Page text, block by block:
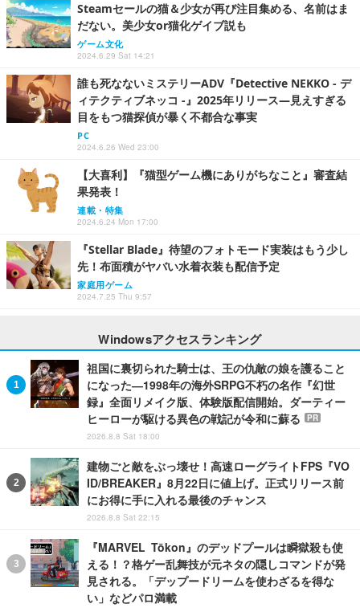
Steamセールの猫＆少女が再び注目集める、名前はま
だない。美少女or猫化ゲイブ説も
ゲーム文化
2024.6.29 Sat 14:21
誰も死なないミステリーADV『Detective NEKKO - デ
ィテクティブネッコ -』2025年リリース―見えすぎる
目をもつ猫探偵が暴く不都合な事実
PC
2024.6.26 Wed 23:00
【大喜利】『猫型ゲーム機にありがちなこと』審査結
果発表！
連載・特集
2024.6.24 Mon 17:00
『Stellar Blade』待望のフォトモード実装はもう少し
先！布面積がヤバい水着衣装も配信予定
家庭用ゲーム
2024.7.25 Thu 9:57
Windowsアクセスランキング
祖国に裏切られた騎士は、王の仇敵の娘を護ること
になった―1998年の海外SRPG不朽の名作『幻世
録』全面リメイク版、体験版配信開始。ダーティー
ヒーローが駆ける異色の戦記が令和に蘇る
PR
2026.8.8 Sat 18:00
建物ごと敵をぶっ壊せ！高速ローグライトFPS『VO
ID/BREAKER』8月22日に値上げ。正式リリース前
にお得に手に入れる最後のチャンス
2026.8.8 Sat 22:15
『MARVEL Tōkon』のデッドプールは瞬獄殺も使
える！？格ゲー乱舞技が元ネタの隠しコマンドが発
見される。「デップードリームを使わざるを得な
い」などパロ満載